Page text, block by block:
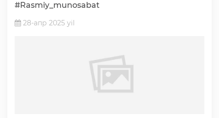
#Rasmiy_munosabat
28-апр 2025 yil